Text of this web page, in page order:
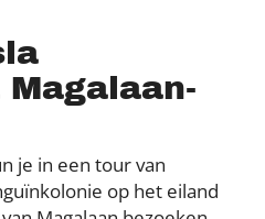
je in een tour van
op het eiland